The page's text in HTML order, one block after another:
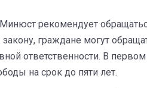
рекомендует
граждане могут
ответственности. В
на срок до пяти лет.